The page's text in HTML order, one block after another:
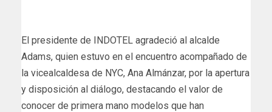
El presidente de INDOTEL agradeció al alcalde
Adams, quien estuvo en el encuentro acompañado de
la vicealcaldesa de NYC, Ana Almánzar, por la apertura
y disposición al diálogo, destacando el valor de
conocer de primera mano modelos que han